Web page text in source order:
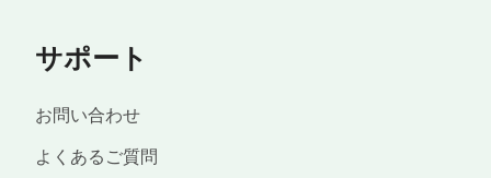
サポート
お問い合わせ
よくあるご質問